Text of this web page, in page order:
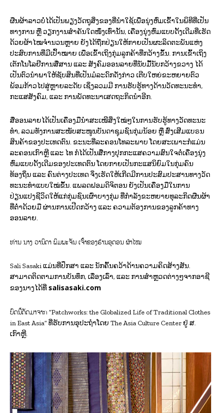
ຜືນຜ້າລາວບໍ່ໄດ້ເປັນພຽງວັດຖຸສິ່ງຂອງທີ່ນຳໃຊ້ເພື່ອນຸ່ງຫົ່ມເຂົ້າໃນພິທີທີ່ເປັນ
ທາງການ ຫຼື ວຽກງານສໍາຄັນໃດໜຶ່ງເທົ່ານັ້ນ, ເຄື່ອງນຸ່ງຫົ່ມແບບດັ້ງເດີມທີ່ເຮັດ
ດ້ວຍຜ້າໄໝຈໍານວນຫຼາຍ ຍັງໄດ້ຖືກປ່ຽນໃຫ້ກາຍເປັນຜະລິດຕະພັນແຫ່ງ
ປະສົບການທີ່ມີເປົ້າໝາຍ ເພື່ອເຂົ້າເຖິງກຸ່ມລູກຄ້າທີ່ກວ້າງຂຶ້ນ. ການເຂົ້າເຖິງ
ເຕັກໂນໂລຢີການສື່ສານ ແລະ ສັງຄົມອອນລາຍທີ່ນັບມື້ນັບກວ້າງຂວາງ ໄດ້
ເປັນຕົວນໍາພາໃຫ້ຊັບສິນທີ່ເປັນມໍລະດົກດັ່ງກ່າວ ເຕີບໃຫຍ່ຂະຫຍາຍຕົວ
ພ້ອມກ້າວໄປສູ່ຫຼາຍລະດັບ ເຊິ່ງລວມມີ ການຮັບຮູ້ທາງດ້ານວັດທະນະທໍາ,
ກະແສສັງຄົມ, ແລະ ການພັດທະນາເສດຖະກິດນໍາອີກ.
ສື່ອອນລາຍໄດ້ເປັນເຄື່ອງມືນໍາສະເໜີສິ່ງໃໝ່ໆໃນການຮັບຮູ້ທາງວັດທະນະ
ທໍາ, ລວມທັງການສະໜັບສະໜູນບັນດາຊຸມຊົນກຸ່ມນ້ອຍ ຫຼື ສົ່ງເສີມແບຣນ
ສິນຄ້າຂອງປະເທດຕົນ. ຂະນະທີ່ລະຄອນໂທລະພາບ ໂດຍສະເພາະກໍແມ່ນ
ລະຄອນເກົາຫຼີ ແລະ ໄທ ກໍໄດ້ເປັນສື່ກາງປຸກກະແສຄວາມສົນໃຈຕໍ່ເຄື່ອງນຸ່ງ
ຫົ່ມແບບດັ້ງເດີມຂອງປະເທດຕົນ ໂດຍກາຍເປັນກະແສນິຍົມໃນກຸ່ມຄົນ
ທ້ອງຖິ່ນ ແລະ ຄົນຕ່າງປະເທດ ຈິ່ງເຮັດໃຫ້ເກີດມີການປະສົມປະສານທາງວັດ
ທະນະທໍາແບບໃໝ່ຂຶ້ນ. ແພລດຟອມດິຈິຕອນ ຍັງເປັນເຄື່ອງມືໃນການ
ປ່ຽນແປງຊີວິດໃຫ້ແກ່ກຸ່ມຊົນເຜົ່າບາງກຸ່ມ ທີ່ກໍາລັງຂະຫຍາຍທຸລະກິດຜືນຜ້າ
ທີ່ຕໍ່າດ້ວຍມື ຜ່ານການເປີດກວ້າງ ແລະ ຄວາມຕ້ອງການຂອງລູກຄ້າທາງ
ອອນລາຍ.
ທ່ານ ນາງ ວານິດາ ພິມພະຈັນ ເຈົ້າຂອງຮ້ານອຸດອນ ຜ້າໄໝ
Sali Sasaki ແມ່ນທີ່ປຶກສາ ແລະ ນັກຄົ້ນຄວ້າດ້ານຄວາມຄິດສ້າງສັນ.
ສາມາດຕິດຕາມການບັນທຶກ, ເລື່ອງເລົ່າ, ແລະ ການສໍາຫຼວດຕ່າງໆຈາກອາຊີ
ຂອງນາງໄດ້ທີ່ salisasaki.com
ບົດນີ້ດັດມາຈາກ“Patchworks: the Globalized Life of Traditional Clothes
in East Asia” ທີ່ຮັບການອຸປະຖຳໂດຍ The Asia Culture Center ຢູ່ ສ.
ເກົາຫຼີ.